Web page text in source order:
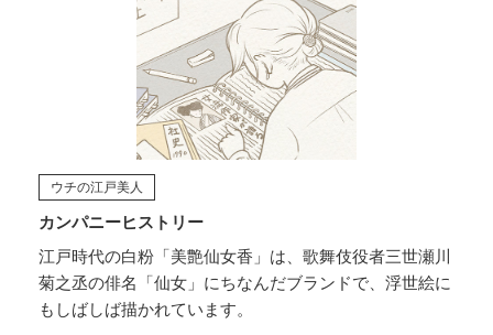
ウチの江戸美人
カンパニーヒストリー
江戸時代の白粉「美艶仙女香」は、歌舞伎役者三世瀬川
菊之丞の俳名「仙女」にちなんだブランドで、浮世絵に
もしばしば描かれています。